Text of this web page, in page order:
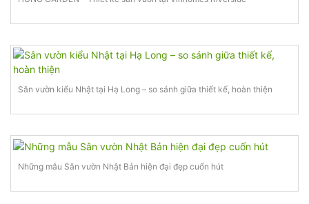
Sân vườn kiểu Nhật tại Hạ Long – so sánh giữa thiết kế, hoàn thiện
Những mẫu Sân vườn Nhật Bản hiện đại đẹp cuốn hút